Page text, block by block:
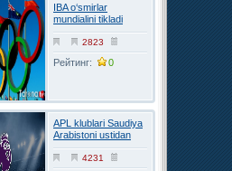
IBA o‘smirlar
mundialini tikladi
2823
Рейтинг: 0
APL klublari Saudiya
Arabistoni ustidan
FIFAga shikoyat
qilmoqchi4231